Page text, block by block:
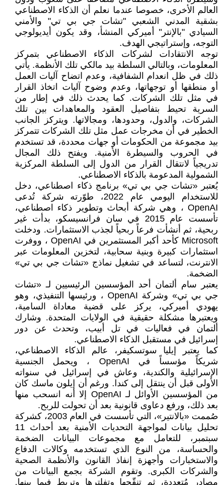
العالم الأخرى، خصوصا عندما نعلم أن الذكاء الاصطناعي
بشقية المدني الشعبي "تشات جي بي تي" والأمني
السيادي "بالإنتر" أميركي المنشأ، وقد يكون أيديولوجي
التوجه، وإستراتيجي الهدف.
توجه الانتقادات لشركات الذكاء الاصطناعي بتمركز
المعلومات، وبالتالي السلطة بيد مالكي تلك الأنظمة. يأتي
ذلك في ظل انعدام الشفافية، وعدم اتضاح آليات العمل
أو منطقها أو توجهاتها، وعدم وضوح آليات اتخاذ القرار
في مثل تلك الشركات. كما يحدث ذلك في إطار من
السرية تحيط بتفاصيل العقود والمعاهدات بين تلك
الشركات، والدول، وحدودها، ومجالاتها. ويتركز الجانب
الخطير في أن مخرجات عمل مثل تلك الشركات تتمركز
بيد مجموعة من الحكومات أو جهات محددة، قد تستخدم
في الحروب والسيطرة الأمنية. ويفتح ذلك المجال
تدريجياً لانتقال القرار من الدول إلى السلطة المركزية
الشمولية المدعومة بالذكاء الاصطناعي.
يُعتبر «تشات جي بي تي» برنامج ذكاء اصطناعي، دخل
للاستخدام اليومي عام 2022، طوّرته شركة تُدعى
OpenAI ، وهي شركة أبحاث وتطوير ذكاء اصطناعي،
تأسست عام 2015 في سان فرانسيسكو، بدأت غير
ربحية، ثم أنشأت فرعاً ربحياً لجذب الاستثمارات. ودخلت
Microsoft كأحد أكبر المستثمرين في OpenAI ، ووفرت
استثمارات كبيرة وبنية سحابية، لتخزين المعلومات عبر
الانترنت، لتساعد في تشغيل نماذج «تشات جي بي تي»
الضخمة.
يعتبر سام ألتمان أحد المؤسسين الرئيسيين لـ «تشات
جي بي تي» وشركة OpenAI ، ورئيسها التنفيذي، وهو
يهودي أميركي، يركز على قضية معاداة السامية،
ويعتبرها مشكلة حقيقية في الولايات المتحدة. وشارك
ألتمان في فعاليات في تل أبيب، وتحدث عن دور
إسرائيل في مستقبل الذكاء الاصطناعي.
كما يعتبر إيليا سوتسكيفر، عالم الذكاء الاصطناعي،
شريكاً مؤسساً في OpenAI ، ويحمل الجنسية
الإسرائيلية والكندية، وعاش في إسرائيل في سنواته
الأولى قبل أن ينتقل إلى كندا. ورغم أن إيلون ماسك كان
من المؤسسين الأوائل لـ OpenAI إلا أنه انسحب منها
بعد ذلك، ورفع دعاوى قانونية بعد أن تحولت للربح.
صُممت «بالانتير»، التي تأسست في العام 2003، كشركة
تحليل بيانات لمواجهة التحديات الأمنية بعد أحداث 11
سبتمبر، للتعامل مع مجموعات البيانات الضخمة
والحساسة، من النوع الذي تستخدمه وكالات الدفاع
والاستخبارات وأجهزة إنفاذ القانون والأنظمة الصحية
والشركات الكبرى. وتقوم الشركة بجمع البيانات من
مصادر مُتعددة، ثم تنقّحها وتفلترها وتربط فيما بينها.